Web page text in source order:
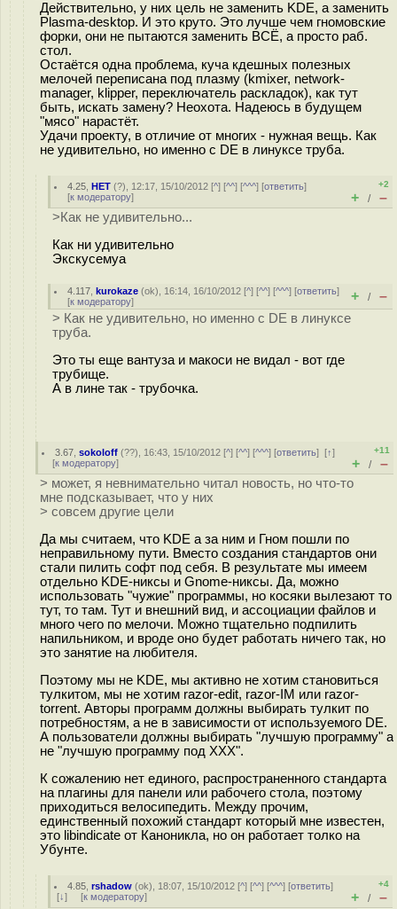
Действительно, у них цель не заменить KDE, а заменить
Plasma-desktop. И это круто. Это лучше чем гномовские
форки, они не пытаются заменить ВСЁ, а просто раб.
стол.
Остаётся одна проблема, куча кдешных полезных
мелочей переписана под плазму (kmixer, network-
manager, klipper, переключатель раскладок), как тут
быть, искать замену? Неохота. Надеюсь в будущем
"мясо" нарастёт.
Удачи проекту, в отличие от многих - нужная вещь. Как
не удивительно, но именно с DE в линуксе труба.
4.25 ,НЕТ (?), 12:17, 15/10/2012 [^] [^^] [^^^] [ответить]
[к модератору]
+2
+ / –
>Как не удивительно...
Как ни удивительно
Экскусемуа
4.117 ,kurokaze (ok), 16:14, 16/10/2012 [^] [^^] [^^^] [ответить]
[к модератору] + / –
> Как не удивительно, но именно с DE в линуксе
труба.
Это ты еще вантуза и макоси не видал - вот где
трубище.
А в лине так - трубочка.
3.67 ,sokoloff (??), 16:43, 15/10/2012 [^] [^^] [^^^] [ответить][↑]
[к модератору]
+11
+ / –
> может, я невнимательно читал новость, но что-то
мне подсказывает, что у них
> совсем другие цели
Да мы считаем, что KDE а за ним и Гном пошли по
неправильному пути. Вместо создания стандартов они
стали пилить софт под себя. В результате мы имеем
отдельно KDE-никсы и Gnome-никсы. Да, можно
использовать "чужие" программы, но косяки вылезают то
тут, то там. Тут и внешний вид, и ассоциации файлов и
много чего по мелочи. Можно тщательно подпилить
напильником, и вроде оно будет работать ничего так, но
это занятие на любителя.
Поэтому мы не KDE, мы активно не хотим становиться
тулкитом, мы не хотим razor-edit, razor-IM или razor-
torrent. Авторы программ должны выбирать тулкит по
потребностям, а не в зависимости от используемого DE.
А пользователи должны выбирать "лучшую программу" а
не "лучшую программу под ХХХ".
К сожалению нет единого, распространенного стандарта
на плагины для панели или рабочего стола, поэтому
приходиться велосипедить. Между прочим,
единственный похожий стандарт который мне известен,
это libindicate от Каноникла, но он работает толко на
Убунте.
4.85 ,rshadow (ok), 18:07, 15/10/2012 [^] [^^] [^^^] [ответить]
[↓] [к модератору]
+4
+ / –